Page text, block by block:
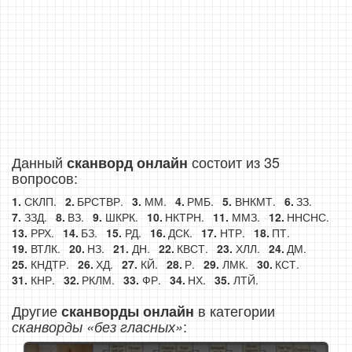
Данный сканворд онлайн состоит из 35
вопросов:
СКЛП. БРСТВР. ММ. РМБ. ВНКМТ.
ЗЗ.
ЗЗД.
ВЗ. ШКРК. НКТРН. ММЗ.
ННСНС.
РРХ.
БЗ. РД. ДСК. НТР.
ПТ.
ВТЛК.
НЗ. ДН. КВСТ. ХЛЛ.
ДМ.
КНДТР.
ХД. КЙ. Р. ЛМК.
КСТ.
КНР.
РКЛМ. ФР. НХ. ЛТЙ.
Другиесканворды онлайн в категории
сканворды «без гласных»: